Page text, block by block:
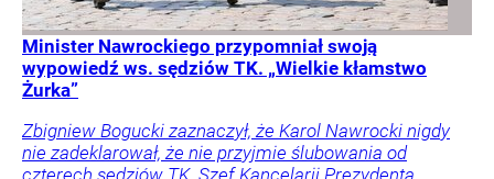
Minister Nawrockiego przypomniał swoją
wypowiedź ws. sędziów TK. „Wielkie kłamstwo
Żurka”
Zbigniew Bogucki zaznaczył, że Karol Nawrocki nigdy
nie zadeklarował, że nie przyjmie ślubowania od